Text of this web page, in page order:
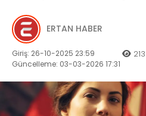
ERTAN HABER
Giriş: 26-10-2025 23:59
Güncelleme: 03-03-2026 17:31
213